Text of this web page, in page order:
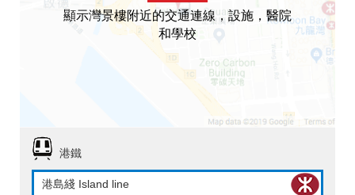
顯示灣景樓附近的交通連線，設施，醫院
和學校
港鐵
港島綫 Island line